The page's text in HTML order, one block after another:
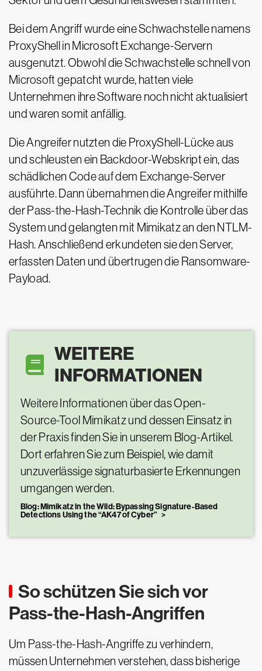
Bei dem Angriff wurde eine Schwachstelle namens
ProxyShell in Microsoft Exchange-Servern
ausgenutzt. Obwohl die Schwachstelle schnell von
Microsoft gepatcht wurde, hatten viele
Unternehmen ihre Software noch nicht aktualisiert
und waren somit anfällig.
Die Angreifer nutzten die ProxyShell-Lücke aus
und schleusten ein Backdoor-Webskript ein, das
schädlichen Code auf dem Exchange-Server
ausführte. Dann übernahmen die Angreifer mithilfe
der Pass-the-Hash-Technik die Kontrolle über das
System und gelangten mit Mimikatz an den NTLM-
Hash. Anschließend erkundeten sie den Server,
erfassten Daten und übertrugen die Ransomware-
Payload.
WEITERE
INFORMATIONEN
Weitere Informationen über das Open-
Source-Tool Mimikatz und dessen Einsatz in
der Praxis finden Sie in unserem Blog-Artikel.
Dort erfahren Sie zum Beispiel, wie damit
unzuverlässige signaturbasierte Erkennungen
umgangen werden.
Blog: Mimikatz in the Wild: Bypassing Signature-Based
Detections Using the “AK47 of Cyber”
So schützen Sie sich vor
Pass-the-Hash-Angriffen
Um Pass-the-Hash-Angriffe zu verhindern,
müssen Unternehmen verstehen, dass bisherige